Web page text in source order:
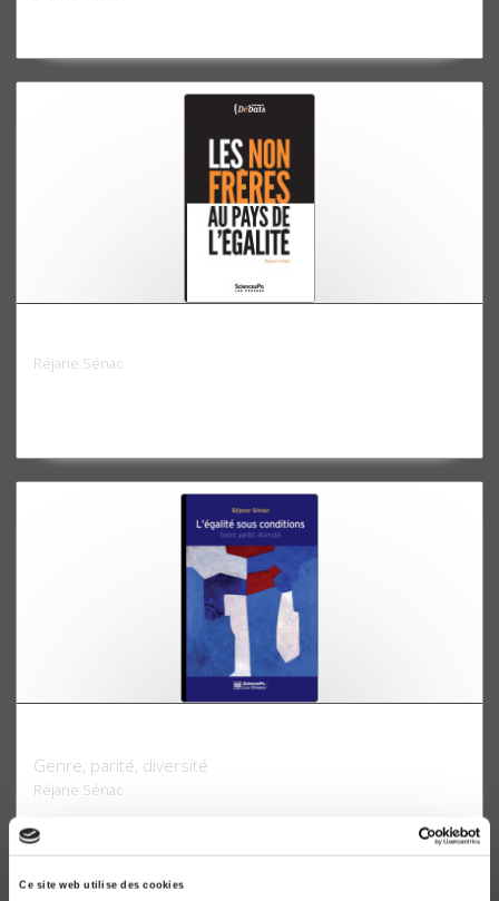
Ce site web utilise des cookies
Réjane Sénac
Genre, parité, diversité
Réjane Sénac